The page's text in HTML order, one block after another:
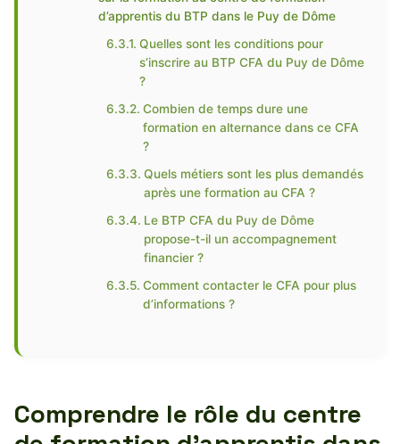
d’apprentis du BTP dans le Puy de Dôme
Quelles sont les conditions pour
s’inscrire au BTP CFA du Puy de Dôme
?
Combien de temps dure une
formation en alternance dans ce CFA
?
Quels métiers sont les plus demandés
après une formation au CFA ?
Le BTP CFA du Puy de Dôme
propose-t-il un accompagnement
financier ?
Comment contacter le CFA pour plus
d’informations ?
Comprendre le rôle du centre